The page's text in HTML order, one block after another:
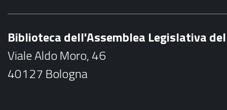
e
o
k
Biblioteca dell'Assemblea Legislativa
Viale Aldo Moro, 46
40127 Bologna